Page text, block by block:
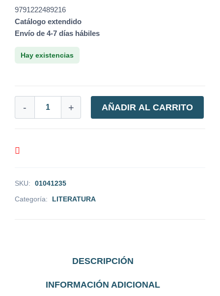
9791222489216
Catálogo extendido
Envío de 4-7 días hábiles
Hay existencias
- + AÑADIR AL CARRITO
SKU:
01041235
Categoría:
LITERATURA
DESCRIPCIÓN
INFORMACIÓN ADICIONAL